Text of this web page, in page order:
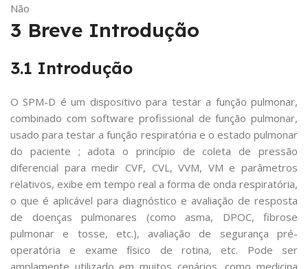
Não
3 Breve Introdução
3.1 Introdução
O SPM-D é um dispositivo para testar a função pulmonar,
combinado com software profissional de função pulmonar,
usado para testar a função respiratória e o estado pulmonar
do paciente ;adota o princípio de coleta de pressão
diferencial para medir CVF, CVL, VVM, VM e parâmetros
relativos, exibe em tempo real a forma de onda respiratória,
o que é aplicável para diagnóstico e avaliação de resposta
de doenças pulmonares (como asma, DPOC, fibrose
pulmonar e tosse, etc.), avaliação de segurança pré-
operatória e exame físico de rotina, etc. Pode ser